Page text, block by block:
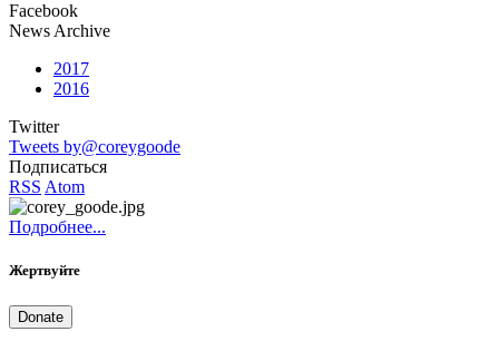
Facebook
News Archive
2017
2016
Twitter
Tweets by@coreygoode
Подписаться
RSS Atom
Подробнее...
Жертвуйте
Donate